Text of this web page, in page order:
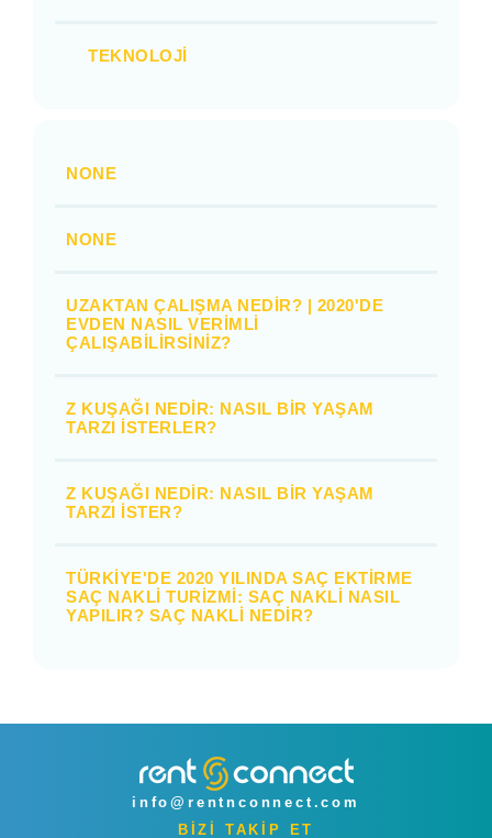
TEKNOLOJI
NONE
NONE
UZAKTAN ÇALIŞMA NEDIR? | 2020'DE
EVDEN NASIL VERIMLI
ÇALIŞABILIRSINIZ?
Z KUŞAĞI NEDIR: NASIL BIR YAŞAM
TARZI İSTERLER?
Z KUŞAĞI NEDIR: NASIL BIR YAŞAM
TARZI İSTER?
TÜRKIYE'DE 2020 YILINDA SAÇ EKTIRME
SAÇ NAKLI TURIZMI: SAÇ NAKLI NASIL
YAPILIR? SAÇ NAKLI NEDIR?
info@rentnconnect.com
BİZİ TAKİP ET